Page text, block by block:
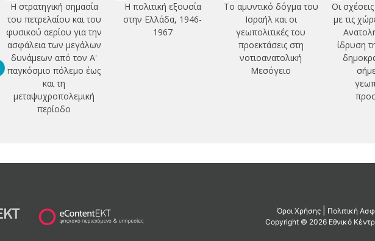
Η στρατηγική σημασία
του πετρελαίου και του
φυσικού αερίου για την
ασφάλεια των μεγάλων
δυνάμεων από τον Α'
παγκόσμιο πόλεμο έως
και τη
μεταψυχροπολεμική
περίοδο
Η πολιτική εξουσία
στην Ελλάδα, 1946-
1967
Το αμυντικό δόγμα του
Ισραήλ και οι
γεωπολιτικές του
προεκτάσεις στη
νοτιοανατολική
Μεσόγειο
Οι
με τις
ίδρυση